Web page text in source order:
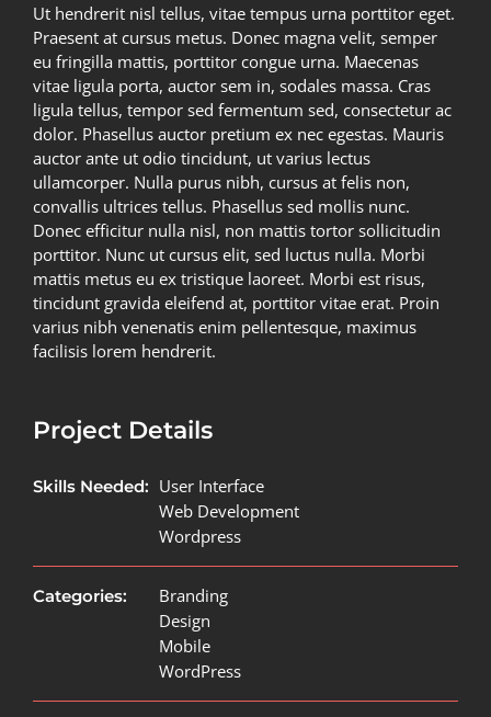
Ut hendrerit nisl tellus, vitae tempus urna porttitor eget.
Praesent at cursus metus. Donec magna velit, semper
eu fringilla mattis, porttitor congue urna. Maecenas
vitae ligula porta, auctor sem in, sodales massa. Cras
ligula tellus, tempor sed fermentum sed, consectetur ac
dolor. Phasellus auctor pretium ex nec egestas. Mauris
auctor ante ut odio tincidunt, ut varius lectus
ullamcorper. Nulla purus nibh, cursus at felis non,
convallis ultrices tellus. Phasellus sed mollis nunc.
Donec efficitur nulla nisl, non mattis tortor sollicitudin
porttitor. Nunc ut cursus elit, sed luctus nulla. Morbi
mattis metus eu ex tristique laoreet. Morbi est risus,
tincidunt gravida eleifend at, porttitor vitae erat. Proin
varius nibh venenatis enim pellentesque, maximus
facilisis lorem hendrerit.
Project Details
Skills Needed: User Interface
Web Development
Wordpress
Categories:
Branding
Design
Mobile
WordPress